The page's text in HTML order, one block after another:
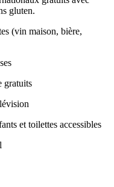
gluten.
(vin maison, bière,
gratuits
et toilettes accessibles